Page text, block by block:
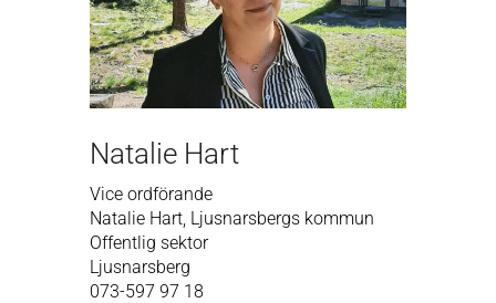
Natalie Hart
Vice ordförande
Natalie Hart, Ljusnarsbergs kommun
Offentlig sektor
Ljusnarsberg
073-597 97 18